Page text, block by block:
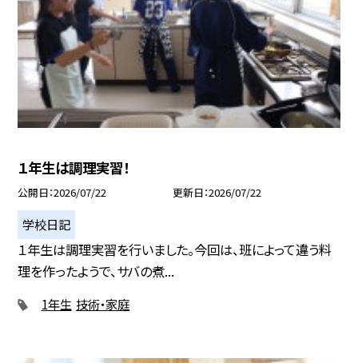
１年生は調理実習！
公開日 2026/07/22 更新日 2026/07/22
学校日記
１年生は調理実習を行いました。今回は、班によって違う料
理を作ったようで、サバの煮...
1年生 技術・家庭